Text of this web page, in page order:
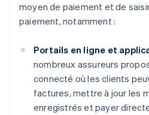
moyen de paiement et de
paiement, notamment :
Portails en ligne et
nombreux assureurs
connecté où les clients
factures, mettre à jour les
enregistrés et payer